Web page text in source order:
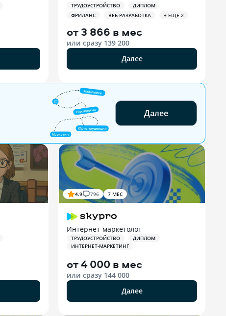
ТРУДОУСТРОЙСТВО
ДИПЛОМ
ФРИЛАНС
ВЕБ-РАЗРАБОТКА + ЕЩЕ 2
от 3 866 в мес
или сразу 139 200
Далее
Далее
4.9 796 7 МЕС
Интернет-маркетолог
ТРУДОУСТРОЙСТВО
ДИПЛОМ
ИНТЕРНЕТ-МАРКЕТИНГ
от4 000 в мес
или сразу 144 000
Далее